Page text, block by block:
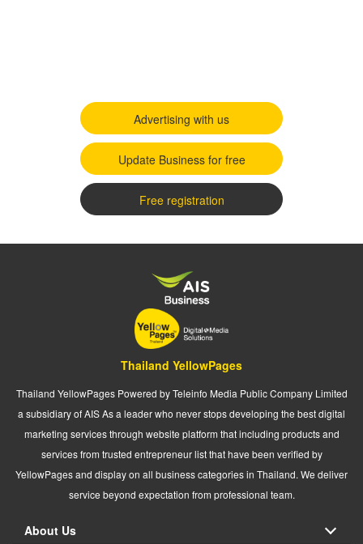
Advertising with us
Update Business for free
Free registration
Thailand YellowPages
Thailand YellowPages Powered by Teleinfo Media Public Company Limited
a subsidiary of AIS As a leader who never stops developing the best digital
marketing services through website platform that including products and
services from trusted entrepreneur list that have been verified by
YellowPages and display on all business categories in Thailand. We deliver
service beyond expectation from professional team.
About Us